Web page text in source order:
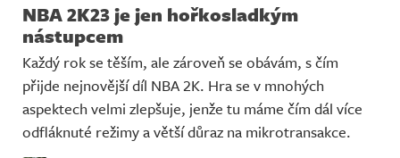
NBA 2K23 je jen hořkosladkým
nástupcem
Každý rok se těším, ale zároveň se obávám, s čím
přijde nejnovější díl NBA 2K. Hra se v mnohých
aspektech velmi zlepšuje, jenže tu máme čím dál více
odfláknuté režimy a větší důraz na mikrotransakce.